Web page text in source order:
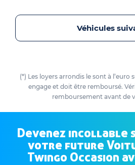
Véhicules
(*) Les loyers arrondis le sont à l’euro
engage et doit être remboursé.
remboursement avant de
Devenez incollable
votre future
Twingo Occasion